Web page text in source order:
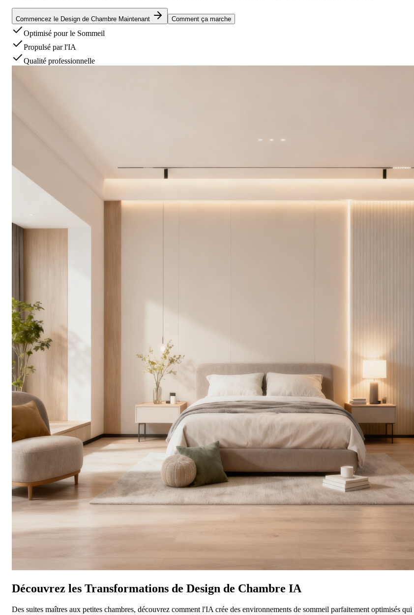
Commencez le Design de Chambre Maintenant Comment ça marche
Optimisé pour le Sommeil
Propulsé par l'IA
Qualité professionnelle
Découvrez les Transformations de Design de Chambre IA
Des suites maîtres aux petites chambres, découvrez comment l'IA crée des environnements de sommeil parfaitement optimisés